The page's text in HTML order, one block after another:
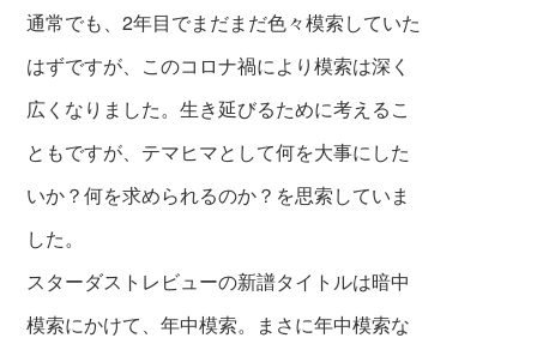
通常でも、2年目でまだまだ色々模索していた
はずですが、このコロナ禍により模索は深く
広くなりました。生き延びるために考えるこ
ともですが、テマヒマとして何を大事にした
いか？何を求められるのか？を思索していま
した。
スターダストレビューの新譜タイトルは暗中
模索にかけて、年中模索。まさに年中模索な